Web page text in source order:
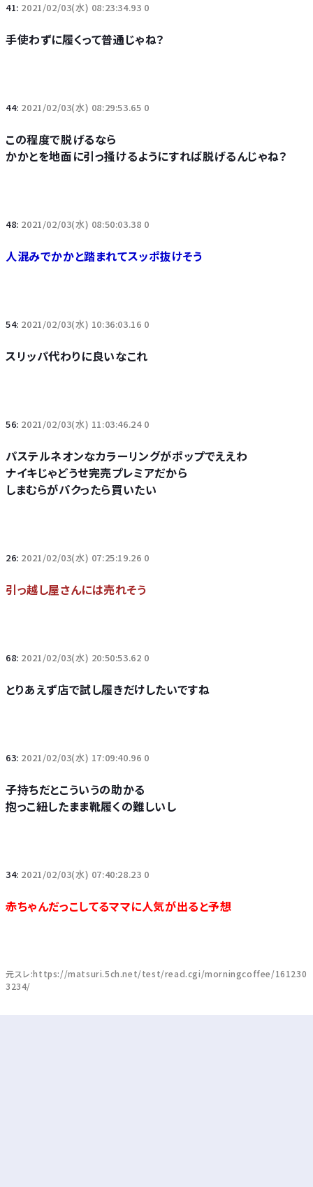
41: 2021/02/03(水) 08:23:34.93 0
手使わずに履くって普通じゃね？
44: 2021/02/03(水) 08:29:53.65 0
この程度で脱げるなら
かかとを地面に引っ掻けるようにすれば脱げるんじゃね？
48: 2021/02/03(水) 08:50:03.38 0
人混みでかかと踏まれてスッポ抜けそう
54: 2021/02/03(水) 10:36:03.16 0
スリッパ代わりに良いなこれ
56: 2021/02/03(水) 11:03:46.24 0
パステルネオンなカラーリングがポップでええわ
ナイキじゃどうせ完売プレミアだから
しまむらがパクったら買いたい
26: 2021/02/03(水) 07:25:19.26 0
引っ越し屋さんには売れそう
68: 2021/02/03(水) 20:50:53.62 0
とりあえず店で試し履きだけしたいですね
63: 2021/02/03(水) 17:09:40.96 0
子持ちだとこういうの助かる
抱っこ紐したまま靴履くの難しいし
34: 2021/02/03(水) 07:40:28.23 0
赤ちゃんだっこしてるママに人気が出ると予想
元スレ:https://matsuri.5ch.net/test/read.cgi/morningcoffee/161230
3234/